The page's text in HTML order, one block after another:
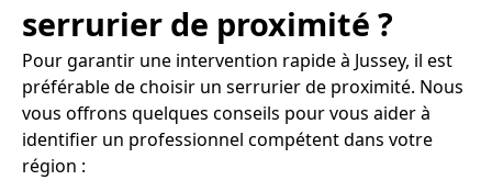
serrurier de proximité ?
Pour garantir une intervention rapide à Jussey, il est
préférable de choisir un serrurier de proximité. Nous
vous offrons quelques conseils pour vous aider à
identifier un professionnel compétent dans votre
région :